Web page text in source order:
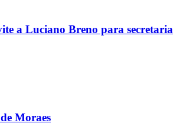
a Luciano Breno para secretaria
Moraes